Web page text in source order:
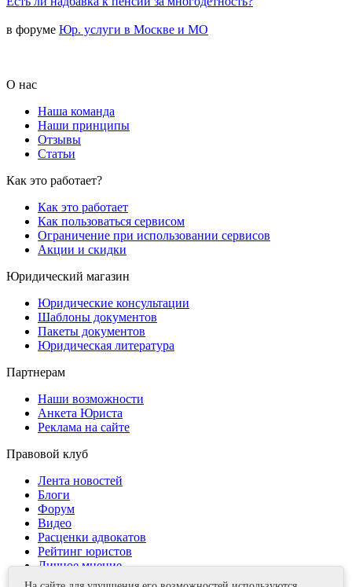
в форуме Юр. услуги в Москве и МО
О нас
Наша команда
Наши принципы
Отзывы
Статьи
Как это работает?
Как это работает
Как пользоваться сервисом
Ограничение при использовании сервисов
Акции и скидки
Юридический магазин
Юридические консультации
Шаблоны документов
Пакеты документов
Юридическая литература
Партнерам
Наши возможности
Анкета Юриста
Реклама на сайте
Правовой клуб
Лента новостей
Блоги
Форум
Видео
Расценки адвокатов
Рейтинг юристов
Личное мнение